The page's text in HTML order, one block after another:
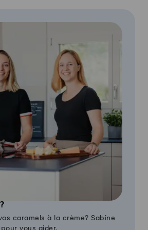
caramels à la crème? Sabine
vous aider.